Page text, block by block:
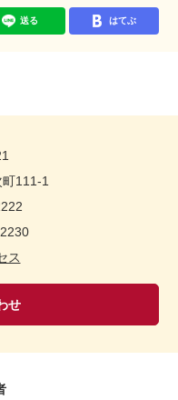
送る はてぶ
町111-1
ス
せ